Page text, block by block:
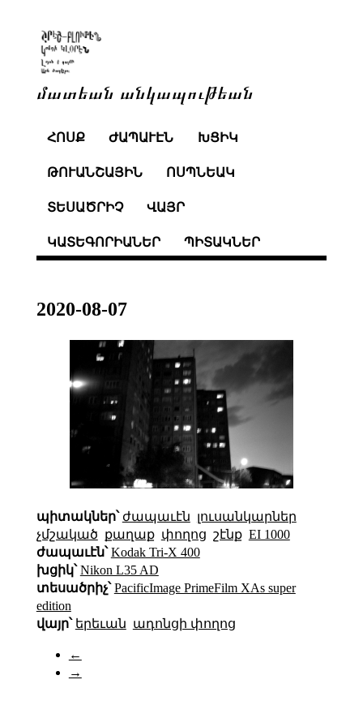
մատեան անկապութեան
ՀՈՍՔ ԺԱՊԱՒԷՆ ԽՑԻԿ
ԹՈՒԱՆՇԱՅԻՆ ՈՍՊՆԵԱԿ
ՏԵՍԱԾՐԻՉ ՎԱՅՐ
ԿԱՏԵԳՈՐԻԱՆԵՐ ՊԻՏԱԿՆԵՐ
2020-08-07
պիտակներ՝ ժապաւէն լուսանկարներ
չմշակած քաղաք փողոց շէնք EI 1000
ժապաւէն՝ Kodak Tri-X 400
խցիկ՝ Nikon L35 AD
տեսածրիչ՝ PacificImage PrimeFilm XAs super
edition
վայր՝ երեւան ադոնցի փողոց
←
→